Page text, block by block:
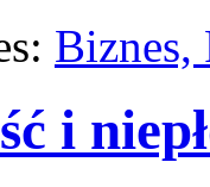
Biznes,
i